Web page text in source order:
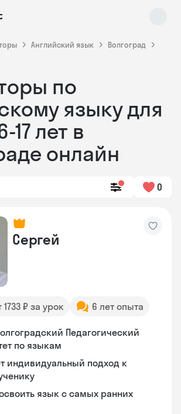
Английский язык
Волгоград
по
языку для
17 лет в
онлайн
0
Сергей
1733 ₽ за урок 6 лет опыта
Педагогический
по языкам
индивидуальный подход к
язык с самых ранних